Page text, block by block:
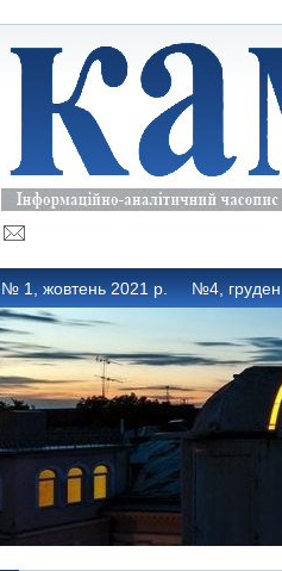
№ 1, жовтень 2021 р. №4,